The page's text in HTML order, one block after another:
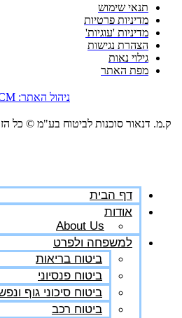
תנאי שימוש
מדיניות פרטיות
מדיניות 'עוגיות'
הצהרת נגישות
גילוי נאות
מפת האתר
ניהול האתר: RMCM
ק.מ. דנאור סוכנות לביטוח בע"מ ©️ כל הזכויות
דף הבית
אודות
About Us
למשפחה ולפרט
ביטוח בריאות
ביטוח פנסיוני
ביטוח סיכוני גוף ונפש
ביטוח רכב